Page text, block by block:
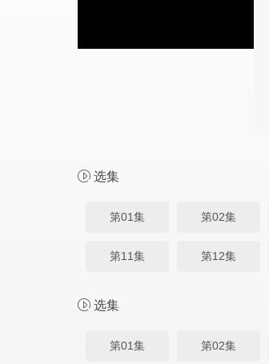
选集
第01集 第02集
第11集 第12集
选集
第01集 第02集